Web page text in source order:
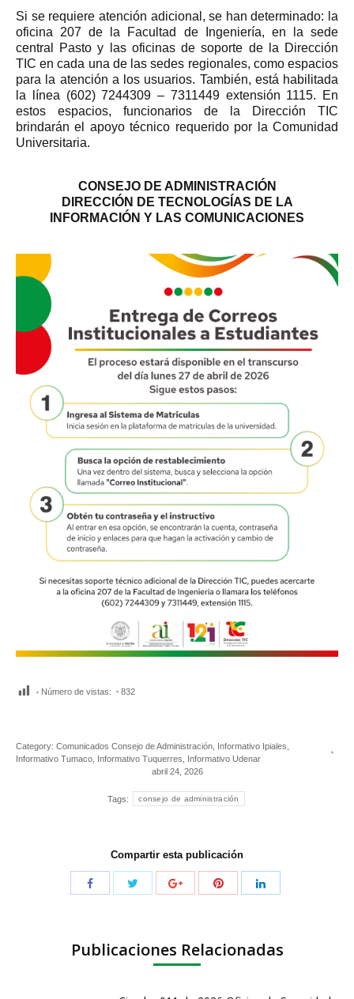
Si se requiere atención adicional, se han determinado: la
oficina 207 de la Facultad de Ingeniería, en la sede
central Pasto y las oficinas de soporte de la Dirección
TIC en cada una de las sedes regionales, como espacios
para la atención a los usuarios. También, está habilitada
la línea (602) 7244309 – 7311449 extensión 1115. En
estos espacios, funcionarios de la Dirección TIC
brindarán el apoyo técnico requerido por la Comunidad
Universitaria.
CONSEJO DE ADMINISTRACIÓN
DIRECCIÓN DE TECNOLOGÍAS DE LA
INFORMACIÓN Y LAS COMUNICACIONES
Número de vistas: 832
Category: Comunicados Consejo de Administración Informativo Ipiales
Informativo Tumaco Informativo Tuquerres
Informativo Udenar
abril 24, 2026
Tags: consejo de administración
Compartir esta publicación
Publicaciones Relacionadas